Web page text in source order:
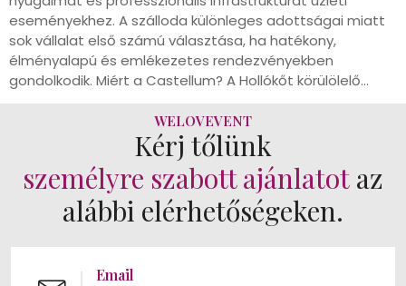
eseményekhez. A szálloda különleges adottságai miatt
sok vállalat első számú választása, ha hatékony,
élményalapú és emlékezetes rendezvényekben
gondolkodik. Miért a Castellum? A Hollókőt körülölelő…
WELOVEVENT
Kérj tőlünk
személyre szabott ajánlatot az
alábbi elérhetőségeken.
Email